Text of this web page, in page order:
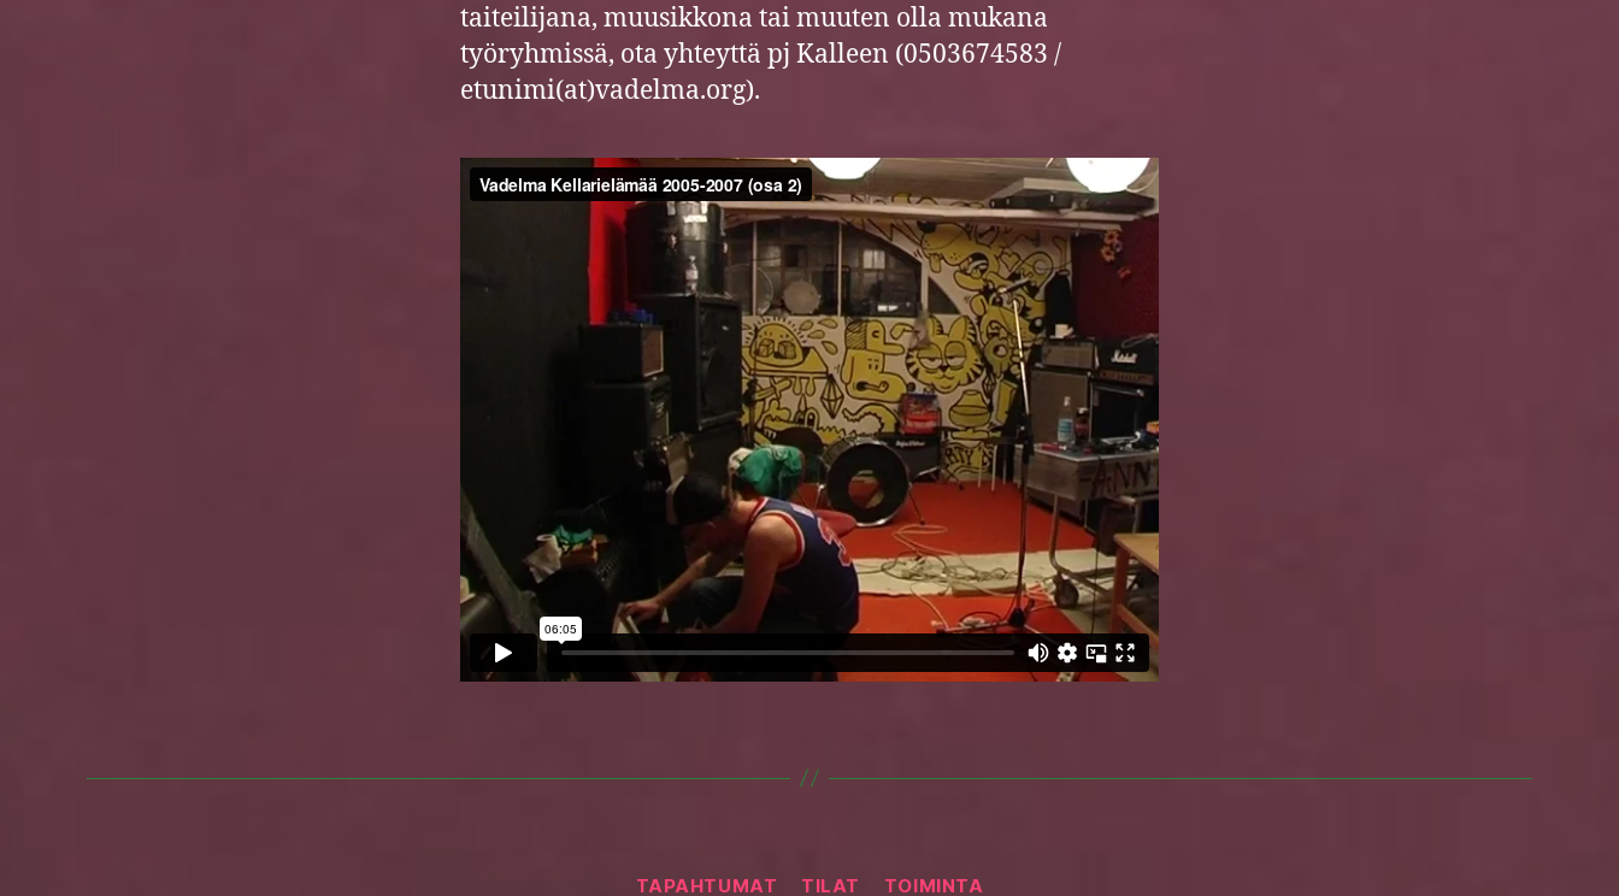
taiteilijana, muusikkona tai muuten olla mukana
työryhmissä, ota yhteyttä pj Kalleen (0503674583 /
etunimi(at)vadelma.org).
Categories
TAPAHTUMAT TILAT TOIMINTA